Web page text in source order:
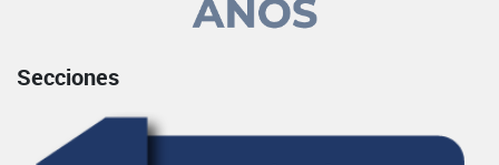
Secciones